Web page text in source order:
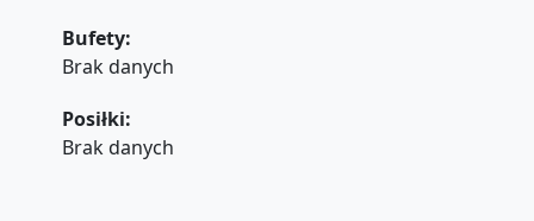
Bufety:
Brak danych
Posiłki:
Brak danych